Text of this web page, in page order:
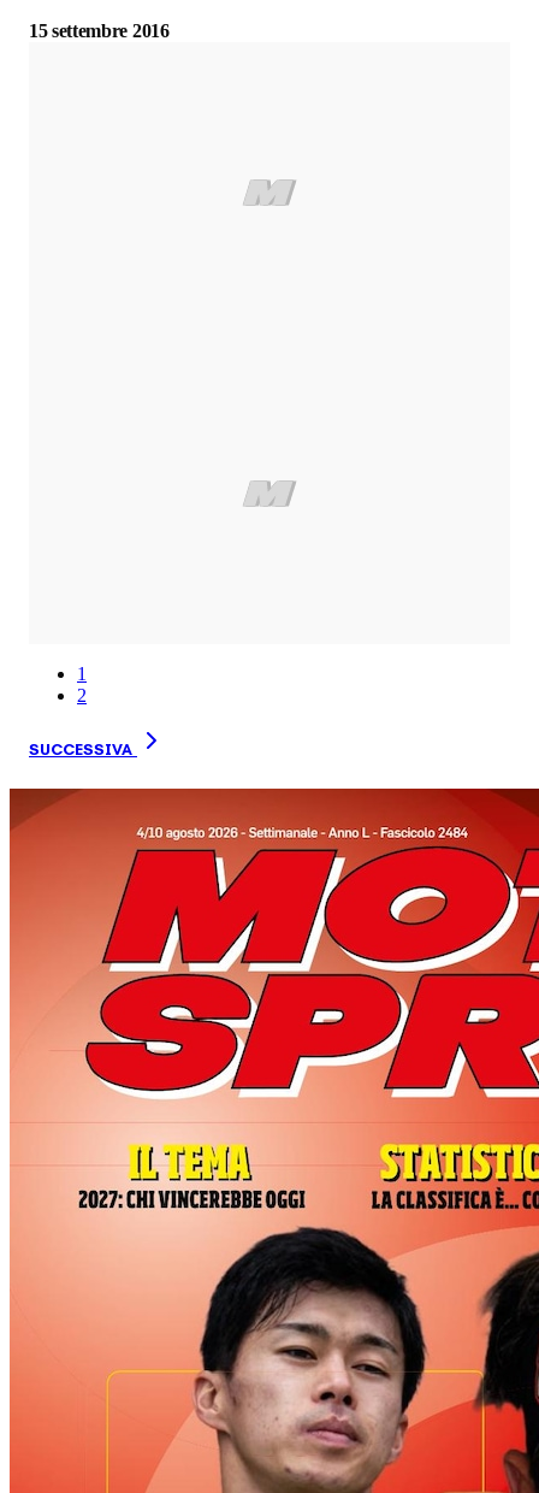
15 settembre 2016
1
2
SUCCESSIVA